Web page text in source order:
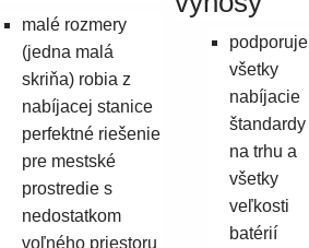
Suggestions
Products
See more products
Shopping list preview
malé rozmery
(jedna malá
skriňa) robia z
nabíjacej stanice
perfektné riešenie
pre mestské
prostredie s
nedostatkom
voľného priestoru
podporuje
všetky
nabíjacie
štandardy
na trhu a
všetky
veľkosti
batérií